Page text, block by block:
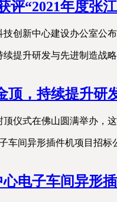
评“2021年度张
技创新中心建设办公室公
顶，持续提升研
仪式在佛山圆满举办，
电子车间异形